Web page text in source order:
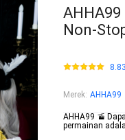
Non-
Merek: AHHA99
AHHA99 🚡
permainan